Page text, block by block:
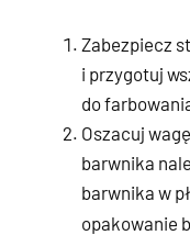
Zabezpiecz
i przygotuj
do
Oszacuj
barwnika
barwnika w
opakowanie